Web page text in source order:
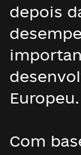
depois
Europeu.
Com